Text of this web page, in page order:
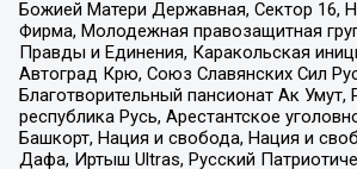
Божией Матери Державная, Сектор 16,
Фирма, Молодежная правозащитная
Правды и Единения, Каракольская
Автоград Крю, Союз Славянских Сил
Благотворительный пансионат Ак Умут,
республика Русь, Арестантское
Башкорт, Нация и свобода, Нация и
Дафа, Иртыш Ultras, Русский